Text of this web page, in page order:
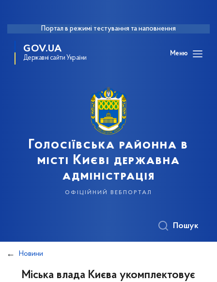
Портал в режимі тестування та наповнення
GOV.UA
Державні сайти України
Меню
Голосіївська районна в
місті Києві державна
адміністрація
офіційний вебпортал
Пошук
Новини
Міська влада Києва укомплектовує